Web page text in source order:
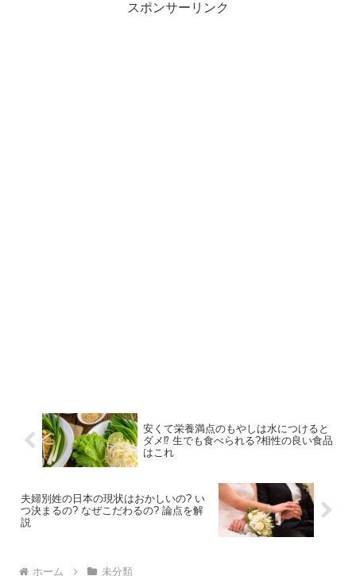
スポンサーリンク
安くて栄養満点のもやしは水につけると
ダメ⁉︎ 生でも食べられる?相性の良い食品
はこれ
夫婦別姓の日本の現状はおかしいの? い
つ決まるの? なぜこだわるの? 論点を解
説
ホーム 未分類